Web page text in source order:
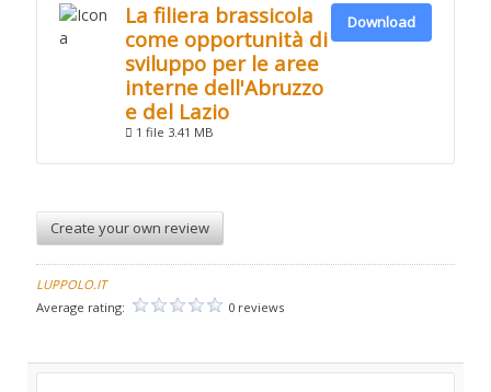
La filiera brassicola
come opportunità di
sviluppo per le aree
interne dell'Abruzzo
e del Lazio
1 file 3.41 MB
Download
Create your own review
LUPPOLO.IT
Average rating:
0 reviews